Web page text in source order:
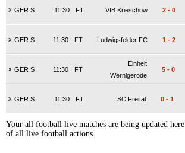
x GER S FT
11:30 VfB Krieschow 2 - 0
x GER S FT
11:30 Ludwigsfelder FC 1 - 2
x GER S FT
11:30
Einheit
Wernigerode
5 - 0
x GER S FT
11:30 SC Freital 0 - 1
Your all football live matches are being updated
of all live football actions.